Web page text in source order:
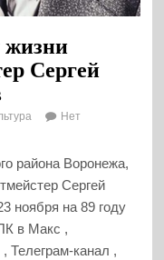
жизни
Сергей
Нет
района Воронежа,
Сергей
ноября на 89 году
в Макс ,
Телеграм-канал ,